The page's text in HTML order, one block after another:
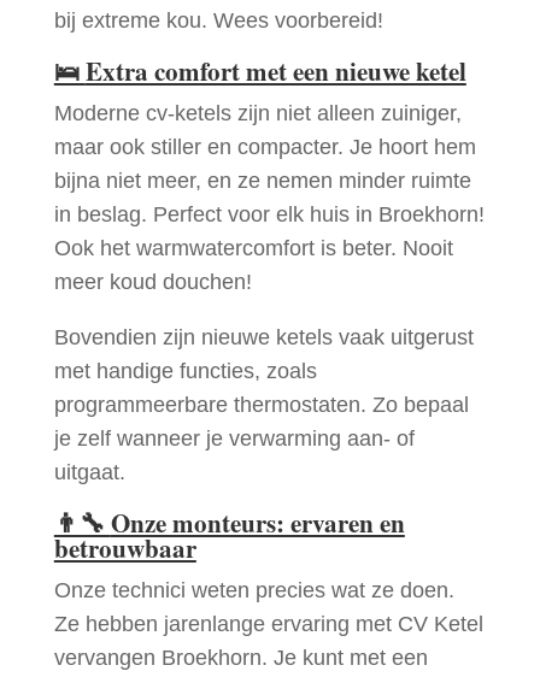
bij extreme kou. Wees voorbereid!
🛌Extra comfort met een nieuwe ketel
Moderne cv-ketels zijn niet alleen zuiniger,
maar ook stiller en compacter. Je hoort hem
bijna niet meer, en ze nemen minder ruimte
in beslag. Perfect voor elk huis in Broekhorn!
Ook het warmwatercomfort is beter. Nooit
meer koud douchen!
Bovendien zijn nieuwe ketels vaak uitgerust
met handige functies, zoals
programmeerbare thermostaten. Zo bepaal
je zelf wanneer je verwarming aan- of
uitgaat.
👨‍🔧 Onze monteurs: ervaren en
betrouwbaar
Onze technici weten precies wat ze doen.
Ze hebben jarenlange ervaring met CV Ketel
vervangen Broekhorn. Je kunt met een